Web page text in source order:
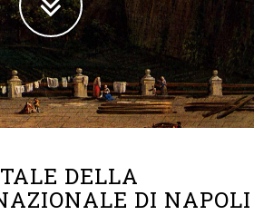
DELLA
DI NAPOLI